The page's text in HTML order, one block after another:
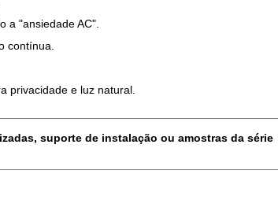
a "ansiedade AC".
contínua.
privacidade e luz natural.
suporte de instalação ou amostras da série